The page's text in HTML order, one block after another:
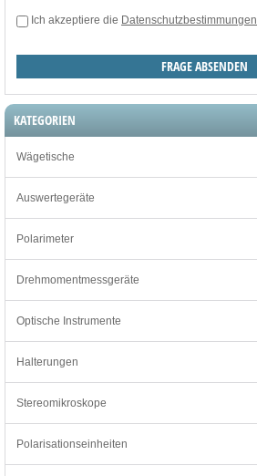
Ich akzeptiere die Datenschutzbestimmungen
KATEGORIEN
Wägetische
Auswertegeräte
Polarimeter
Drehmomentmessgeräte
Optische Instrumente
Halterungen
Stereomikroskope
Polarisationseinheiten